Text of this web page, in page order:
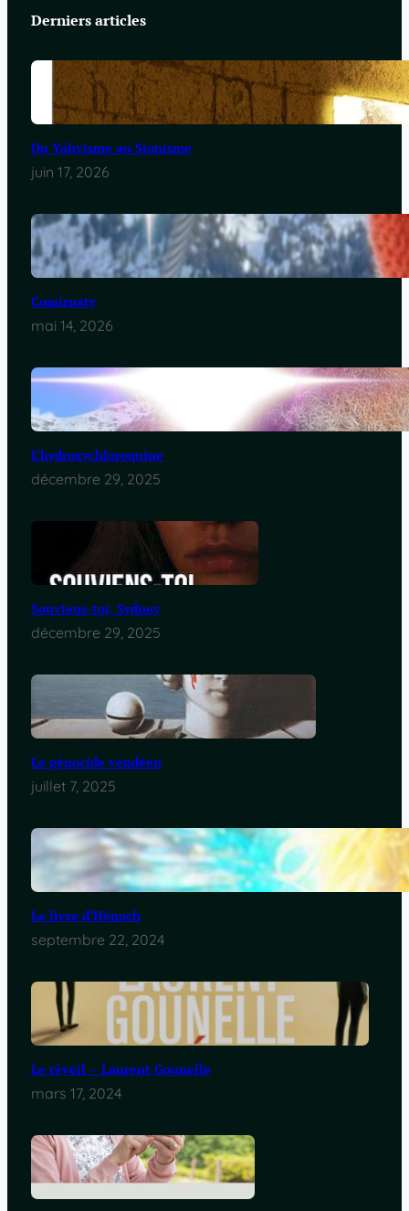
Derniers articles
Du Yahvisme au Sionisme
juin 17, 2026
Comirnaty
mai 14, 2026
L’hydroxychloroquine
décembre 29, 2025
Souviens-toi, Sydney
décembre 29, 2025
Le génocide vendéen
juillet 7, 2025
Le livre d’Hénoch
septembre 22, 2024
Le réveil – Laurent Gounelle
mars 17, 2024